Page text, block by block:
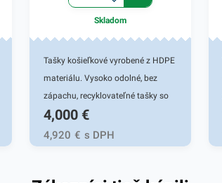
Skladom
Tašky košieľkové vyrobené z HDPE
materiálu. Vysoko odolné, bez
zápachu, recyklovateľné tašky so
širokým využitím. Nakoľko nie sú
toxické, sú výborne využiteľné na
prenos bežných potravín, mäsa,
4,000 €
4,920 € s DPH